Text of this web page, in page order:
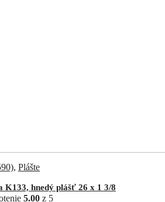
, Plášte
K133, hnedý plášť 26 x 1 3/8
5.00 z 5